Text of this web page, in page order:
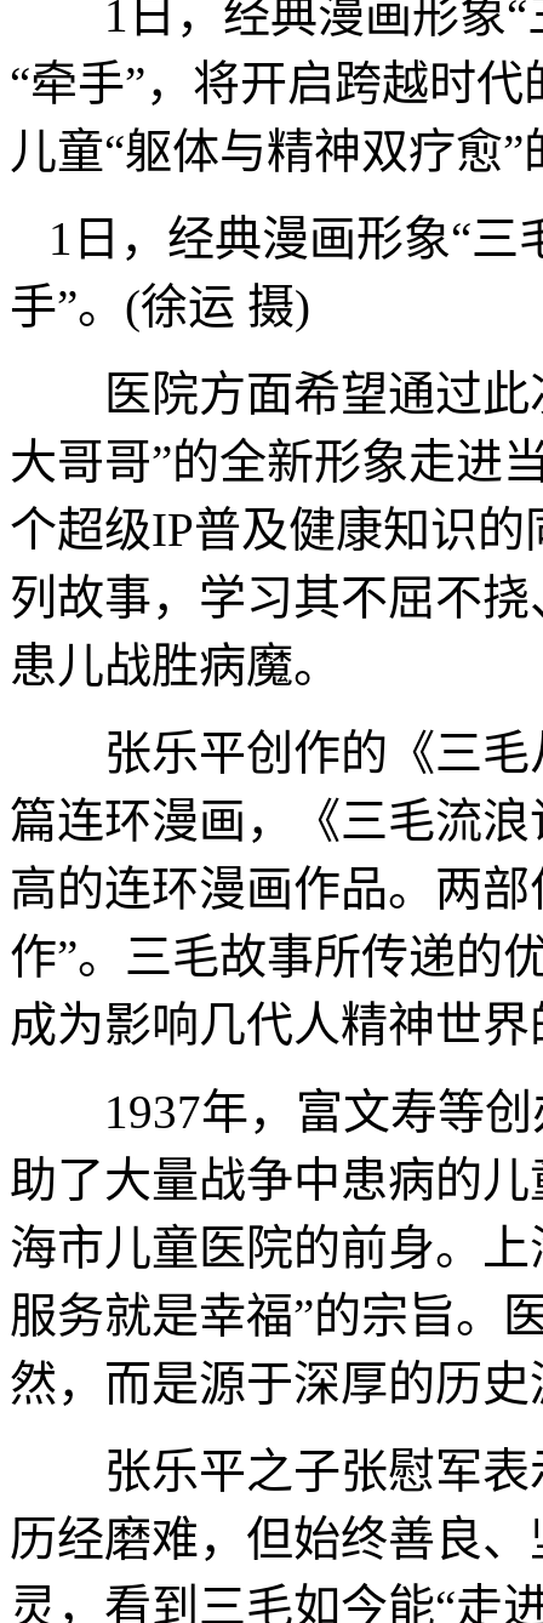
1日，经典漫画形象“
“牵手”，将开启跨越时
儿童“躯体与精神双疗愈
1日，经典漫画形象“三
手”。(徐运 摄)
医院方面希望通过此
大哥哥”的全新形象走进
个超级IP普及健康知识
列故事，学习其不屈不
患儿战胜病魔。
张乐平创作的《三毛
篇连环漫画，《三毛流
高的连环漫画作品。两
作”。三毛故事所传递的
成为影响几代人精神世
1937年，富文寿等创
助了大量战争中患病的
海市儿童医院的前身。
服务就是幸福”的宗旨。
然，而是源于深厚的历
张乐平之子张慰军表
历经磨难，但始终善良
灵，看到三毛如今能“走